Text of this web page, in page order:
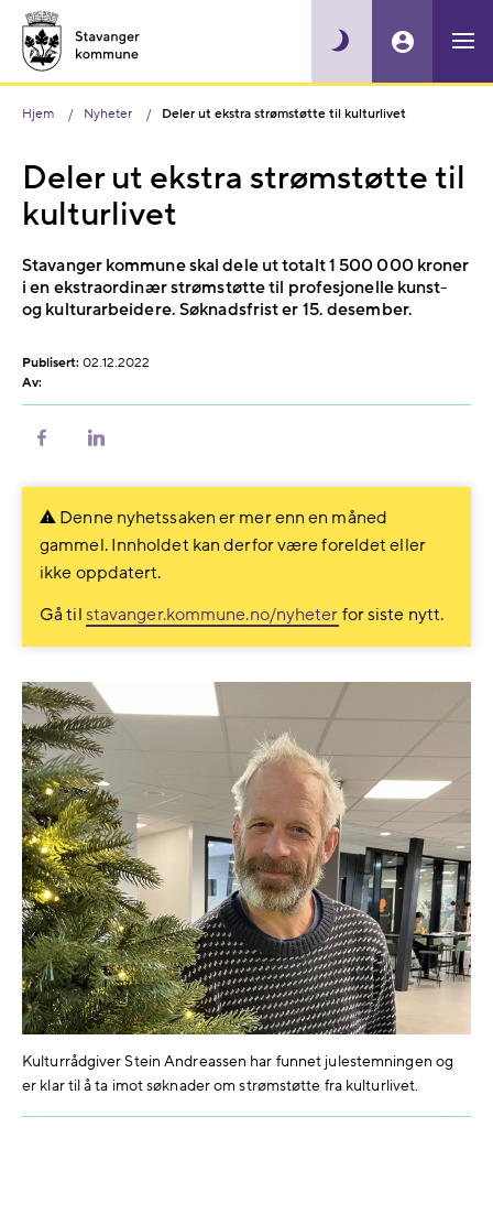
Hjem Nyheter Deler ut ekstra strømstøtte til kulturlivet
Deler ut ekstra strømstøtte til
kulturlivet
Stavanger kommune skal dele ut totalt 1 500 000 kroner
i en ekstraordinær strømstøtte til profesjonelle kunst-
og kulturarbeidere. Søknadsfrist er 15. desember.
Publisert: 02.12.2022
Av:
Del
Del
Denne nyhetssaken er mer enn en måned
gammel. Innholdet kan derfor være foreldet eller
ikke oppdatert.
Gå til stavanger.kommune.no/nyheter for siste nytt.
Kulturrådgiver Stein Andreassen har funnet julestemningen og
er klar til å ta imot søknader om strømstøtte fra kulturlivet.